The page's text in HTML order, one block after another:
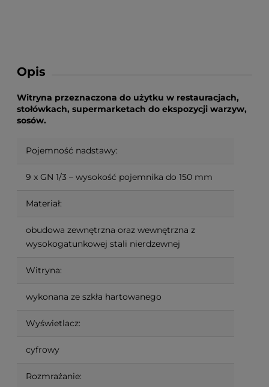
Opis
Witryna przeznaczona do użytku w restauracjach,
stołówkach, supermarketach do ekspozycji warzyw,
sosów.
Pojemność nadstawy:
9 x GN 1/3 – wysokość pojemnika do 150 mm
Materiał:
obudowa zewnętrzna oraz wewnętrzna z
wysokogatunkowej stali nierdzewnej
Witryna:
wykonana ze szkła hartowanego
Wyświetlacz:
cyfrowy
Rozmrażanie: